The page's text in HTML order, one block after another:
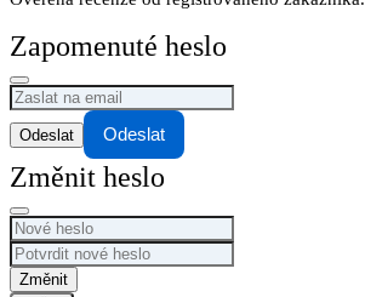
Zapomenuté heslo
Odeslat
Změnit heslo